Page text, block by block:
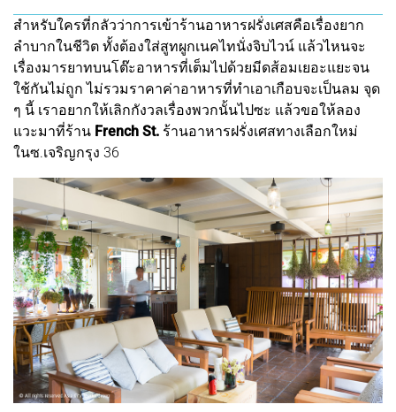
สำหรับใครที่กลัวว่าการเข้าร้านอาหารฝรั่งเศสคือเรื่องยาก
ลำบากในชีวิต ทั้งต้องใส่สูทผูกเนคไทนั่งจิบไวน์ แล้วไหนจะ
เรื่องมารยาทบนโต๊ะอาหารที่เต็มไปด้วยมีดส้อมเยอะแยะจน
ใช้กันไม่ถูก ไม่รวมราคาค่าอาหารที่ทำเอาเกือบจะเป็นลม จุด
ๆ นี้ เราอยากให้เลิกกังวลเรื่องพวกนั้นไปซะ แล้วขอให้ลอง
แวะมาที่ร้าน French St. ร้านอาหารฝรั่งเศสทางเลือกใหม่
ในซ.เจริญกรุง 36